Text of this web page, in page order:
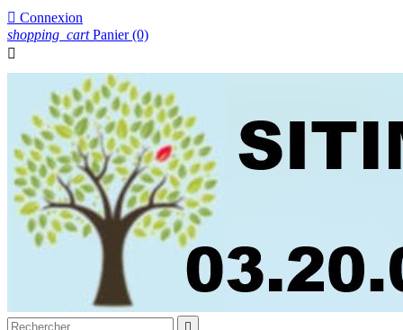
 Connexion
shopping_cart Panier (0)

